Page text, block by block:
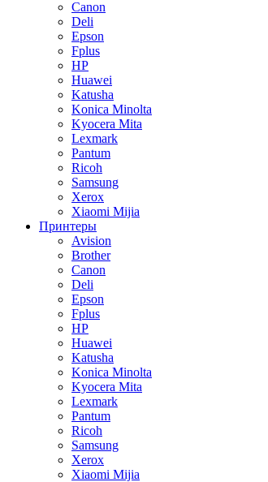
Canon
Deli
Epson
Fplus
HP
Huawei
Katusha
Konica Minolta
Kyocera Mita
Lexmark
Pantum
Ricoh
Samsung
Xerox
Xiaomi Mijia
Принтеры
Avision
Brother
Canon
Deli
Epson
Fplus
HP
Huawei
Katusha
Konica Minolta
Kyocera Mita
Lexmark
Pantum
Ricoh
Samsung
Xerox
Xiaomi Mijia